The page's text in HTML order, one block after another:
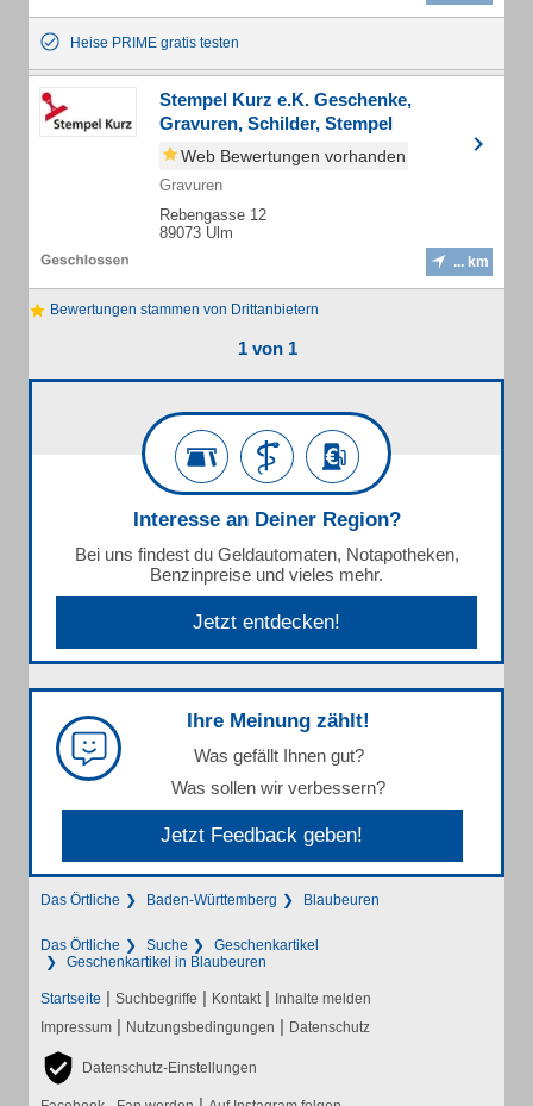
Heise PRIME gratis testen
Stempel Kurz e.K. Geschenke,
Gravuren, Schilder, Stempel
Web Bewertungen vorhanden
Gravuren
Rebengasse 12
89073 Ulm
... km
Bewertungen stammen von Drittanbietern
1 von 1
Interesse an Deiner Region?
Bei uns findest du Geldautomaten, Notapotheken,
Benzinpreise und vieles mehr.
Jetzt entdecken!
Ihre Meinung zählt!
Was gefällt Ihnen gut?
Was sollen wir verbessern?
Jetzt Feedback geben!
Das Örtliche Baden-Württemberg Blaubeuren
Das Örtliche Suche
Geschenkartikel
Geschenkartikel in Blaubeuren
Startseite | Suchbegriffe | Kontakt | Inhalte melden
Impressum | Nutzungsbedingungen | Datenschutz
Datenschutz-Einstellungen